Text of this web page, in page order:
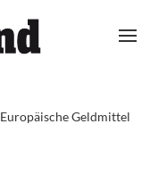
Europäische Geldmittel